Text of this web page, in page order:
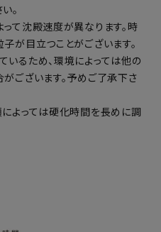
。
て沈殿速度が異なります。時
が目立つことがございます。
るため、環境によっては他の
ございます。予めご了承下さ
よっては硬化時間を長めに調